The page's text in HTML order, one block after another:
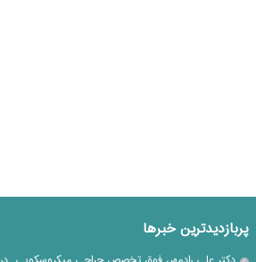
پربازدیدترین خبرها